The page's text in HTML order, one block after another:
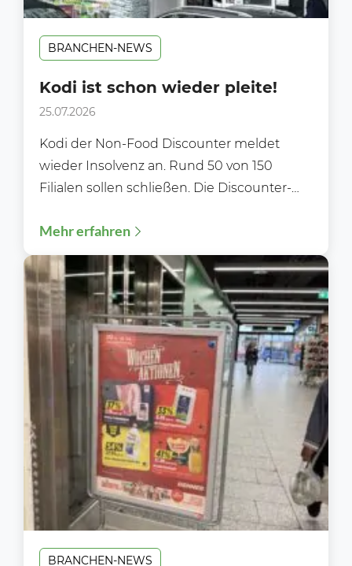
BRANCHEN-NEWS
Kodi ist schon wieder pleite!
25.07.2026
Kodi der Non-Food Discounter meldet
wieder Insolvenz an. Rund 50 von 150
Filialen sollen schließen. Die Discounter-
Mehr erfahren
BRANCHEN-NEWS